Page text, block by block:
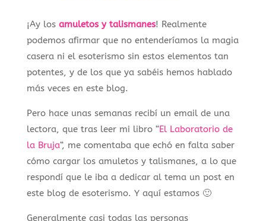
¡Ay los amuletos y talismanes! Realmente
podemos afirmar que no entenderíamos la magia
casera ni el esoterismo sin estos elementos tan
potentes, y de los que ya sabéis hemos hablado
más veces en este blog.
Pero hace unas semanas recibí un email de una
lectora, que tras leer mi libro “El Laboratorio de
la Bruja“, me comentaba que echó en falta saber
cómo cargar los amuletos y talismanes, a lo que
respondí que le iba a dedicar al tema un post en
este blog de esoterismo. Y aquí estamos 🙂
Generalmente casi todas las personas